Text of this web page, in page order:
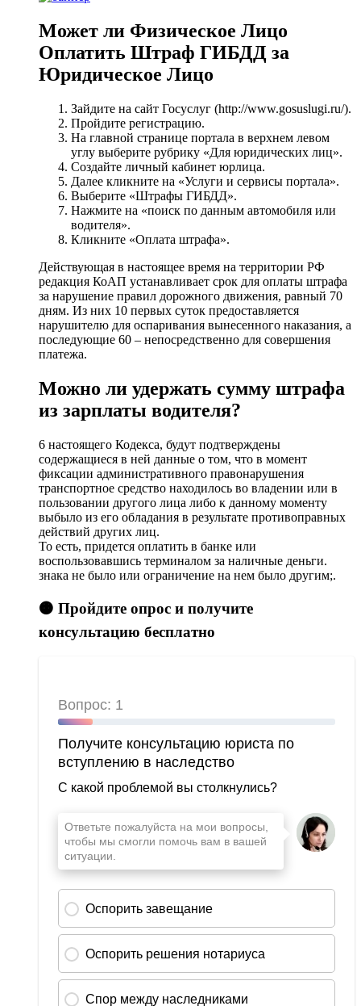
Может ли Физическое Лицо
Оплатить Штраф ГИБДД за
Юридическое Лицо
Зайдите на сайт Госуслуг (http://www.gosuslugi.ru/).
Пройдите регистрацию.
На главной странице портала в верхнем левом
углу выберите рубрику «Для юридических лиц».
Создайте личный кабинет юрлица.
Далее кликните на «Услуги и сервисы портала».
Выберите «Штрафы ГИБДД».
Нажмите на «поиск по данным автомобиля или
водителя».
Кликните «Оплата штрафа».
Действующая в настоящее время на территории РФ
редакция КоАП устанавливает срок для оплаты штрафа
за нарушение правил дорожного движения, равный 70
дням. Из них 10 первых суток предоставляется
нарушителю для оспаривания вынесенного наказания, а
последующие 60 – непосредственно для совершения
платежа.
Можно ли удержать сумму штрафа
из зарплаты водителя?
6 настоящего Кодекса, будут подтверждены
содержащиеся в ней данные о том, что в момент
фиксации административного правонарушения
транспортное средство находилось во владении или в
пользовании другого лица либо к данному моменту
выбыло из его обладания в результате противоправных
действий других лиц.
То есть, придется оплатить в банке или
воспользовавшись терминалом за наличные деньги.
знака не было или ограничение на нем было другим;.
🟠 Пройдите опрос и получите
консультацию бесплатно